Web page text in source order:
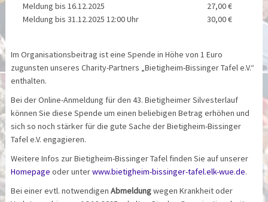
Meldung bis 16.12.2025
27,00 €
Meldung bis 31.12.2025 12:00 Uhr
30,00 €
Im Organisationsbeitrag ist eine Spende in Höhe von 1 Euro
zugunsten unseres Charity-Partners „Bietigheim-Bissinger Tafel e.V.“
enthalten.
Bei der Online-Anmeldung für den 43. Bietigheimer Silvesterlauf
können Sie diese Spende um einen beliebigen Betrag erhöhen und
sich so noch stärker für die gute Sache der Bietigheim-Bissinger
Tafel e.V. engagieren.
Weitere Infos zur Bietigheim-Bissinger Tafel finden Sie auf unserer
Homepage oder unterwww.bietigheim-bissinger-tafel.elk-wue.de.
Bei einer evtl. notwendigenAbmeldungwegen Krankheit oder